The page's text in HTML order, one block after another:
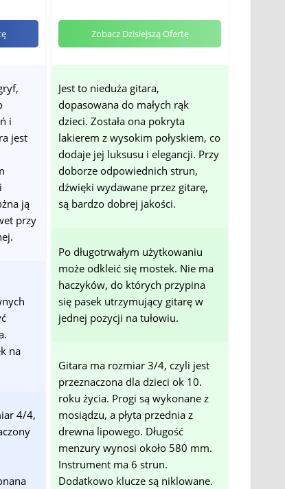
i
jest
ją
przy
na
4/4,
Zobacz Dzisiejszą Ofertę
Jest to nieduża gitara,
dopasowana do małych rąk
dzieci. Została ona pokryta
lakierem z wysokim połyskiem, co
dodaje jej luksusu i elegancji. Przy
doborze odpowiednich strun,
dźwięki wydawane przez gitarę,
są bardzo dobrej jakości.
Po długotrwałym użytkowaniu
może odkleić się mostek. Nie ma
haczyków, do których przypina
się pasek utrzymujący gitarę w
jednej pozycji na tułowiu.
Gitara ma rozmiar 3/4, czyli jest
przeznaczona dla dzieci ok 10.
roku życia. Progi są wykonane z
mosiądzu, a płyta przednia z
drewna lipowego. Długość
menzury wynosi około 580 mm.
Instrument ma 6 strun.
Dodatkowo klucze są niklowane.